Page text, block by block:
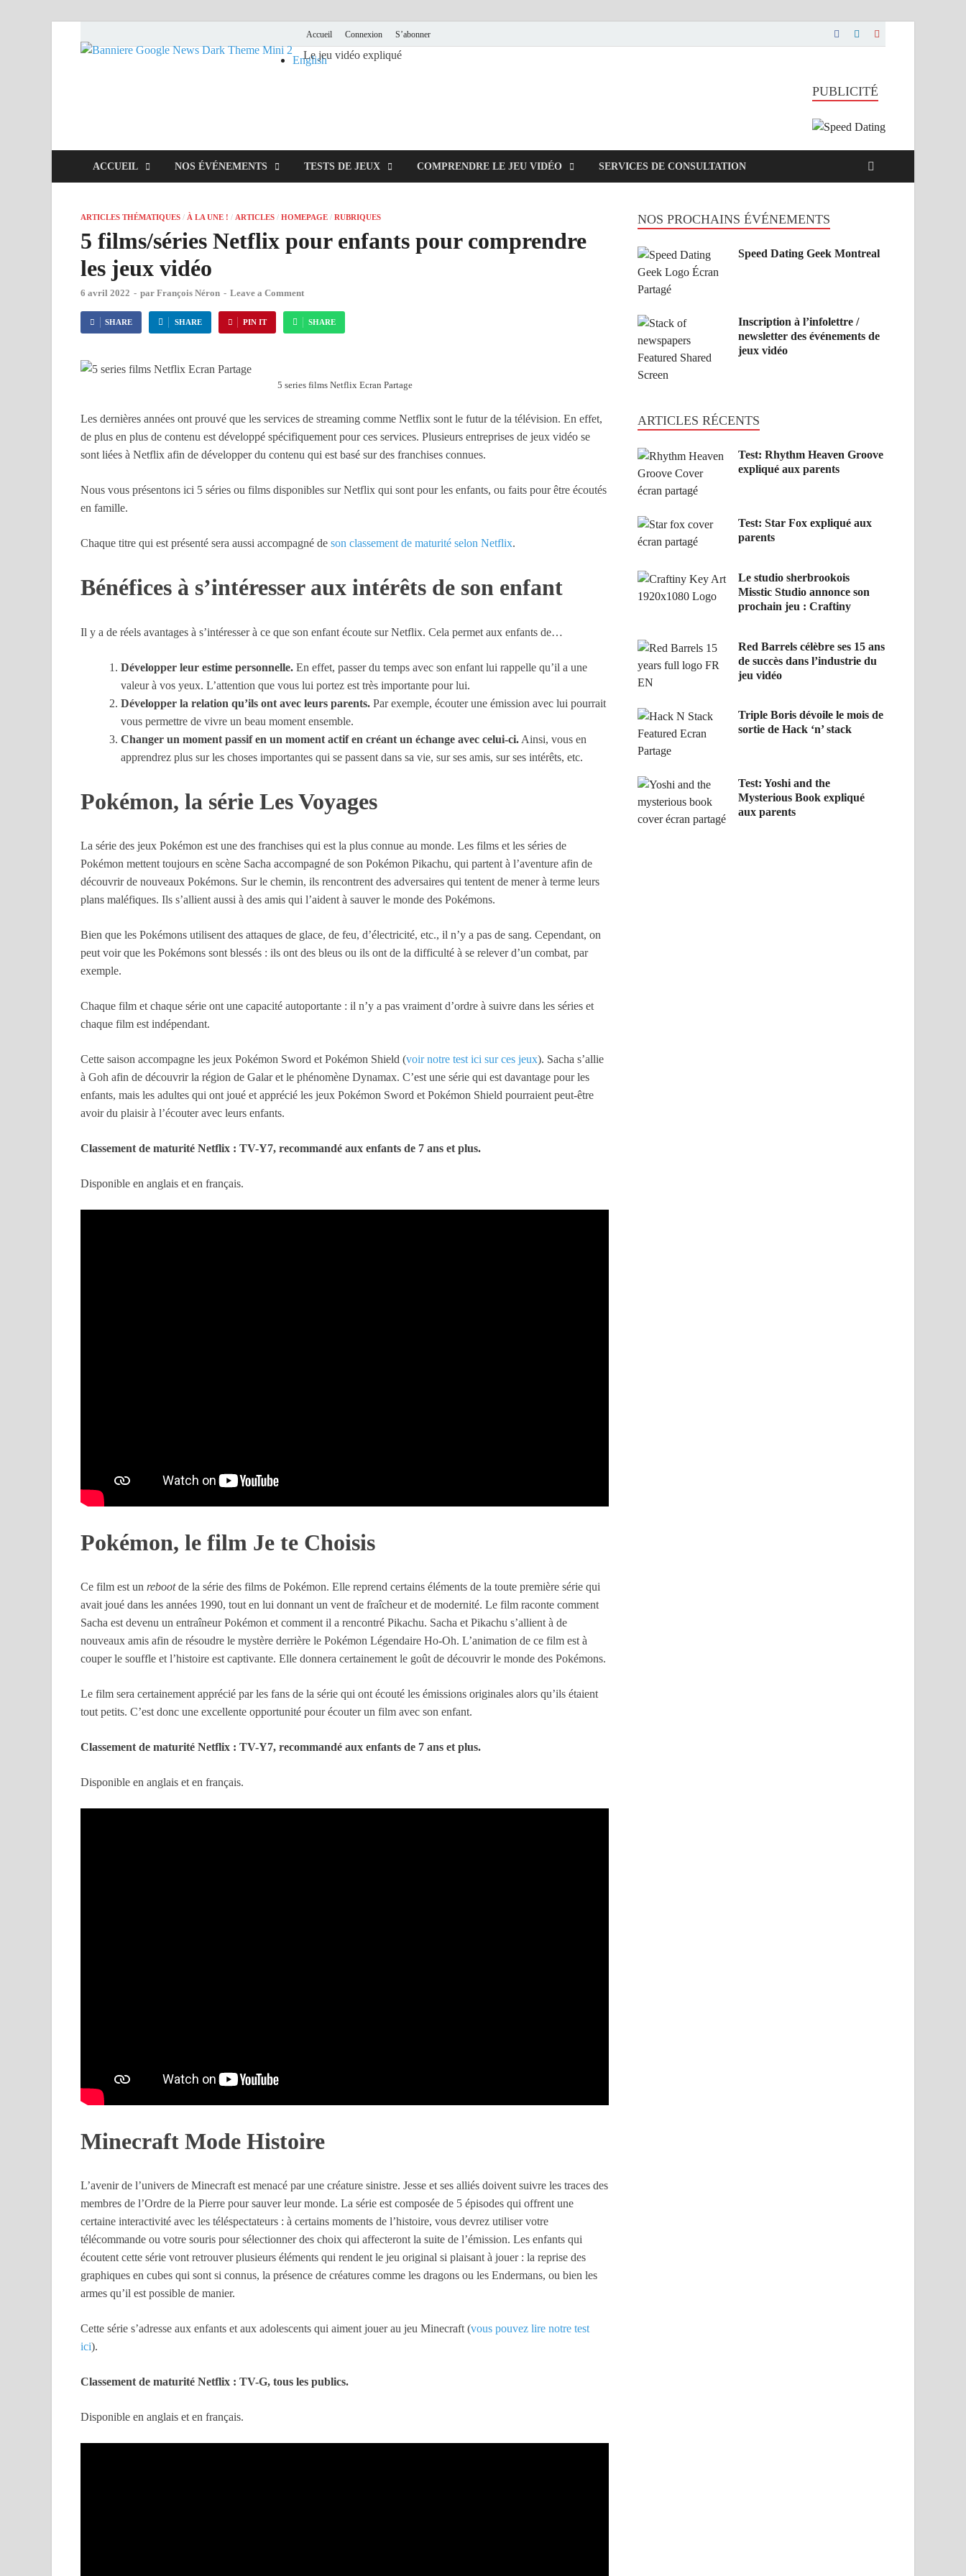
Accueil Connexion S’abonner
English
Mieux comprendre les jeux vidéo
Le jeu vidéo expliqué
PUBLICITÉ
ACCUEIL NOS ÉVÉNEMENTS TESTS DE JEUX COMPRENDRE LE JEU VIDÉO SERVICES DE CONSULTATION
ARTICLES THÉMATIQUES / À LA UNE ! / ARTICLES / HOMEPAGE / RUBRIQUES
5 films/séries Netflix pour enfants pour comprendre
les jeux vidéo
6 avril 2022 - par François Néron - Leave a Comment
SHARE SHARE PIN IT SHARE
5 series films Netflix Ecran Partage
Les dernières années ont prouvé que les services de streaming comme Netflix sont le futur de la télévision. En effet,
de plus en plus de contenu est développé spécifiquement pour ces services. Plusieurs entreprises de jeux vidéo se
sont liées à Netflix afin de développer du contenu qui est basé sur des franchises connues.
Nous vous présentons ici 5 séries ou films disponibles sur Netflix qui sont pour les enfants, ou faits pour être écoutés
en famille.
Chaque titre qui est présenté sera aussi accompagné de son classement de maturité selon Netflix.
Bénéfices à s’intéresser aux intérêts de son enfant
Il y a de réels avantages à s’intéresser à ce que son enfant écoute sur Netflix. Cela permet aux enfants de…
Développer leur estime personnelle. En effet, passer du temps avec son enfant lui rappelle qu’il a une
valeur à vos yeux. L’attention que vous lui portez est très importante pour lui.
Développer la relation qu’ils ont avec leurs parents. Par exemple, écouter une émission avec lui pourrait
vous permettre de vivre un beau moment ensemble.
Changer un moment passif en un moment actif en créant un échange avec celui-ci. Ainsi, vous en
apprendrez plus sur les choses importantes qui se passent dans sa vie, sur ses amis, sur ses intérêts, etc.
Pokémon, la série Les Voyages
La série des jeux Pokémon est une des franchises qui est la plus connue au monde. Les films et les séries de
Pokémon mettent toujours en scène Sacha accompagné de son Pokémon Pikachu, qui partent à l’aventure afin de
découvrir de nouveaux Pokémons. Sur le chemin, ils rencontrent des adversaires qui tentent de mener à terme leurs
plans maléfiques. Ils s’allient aussi à des amis qui l’aident à sauver le monde des Pokémons.
Bien que les Pokémons utilisent des attaques de glace, de feu, d’électricité, etc., il n’y a pas de sang. Cependant, on
peut voir que les Pokémons sont blessés : ils ont des bleus ou ils ont de la difficulté à se relever d’un combat, par
exemple.
Chaque film et chaque série ont une capacité autoportante : il n’y a pas vraiment d’ordre à suivre dans les séries et
chaque film est indépendant.
Cette saison accompagne les jeux Pokémon Sword et Pokémon Shield (voir notre test ici sur ces jeux). Sacha s’allie
à Goh afin de découvrir la région de Galar et le phénomène Dynamax. C’est une série qui est davantage pour les
enfants, mais les adultes qui ont joué et apprécié les jeux Pokémon Sword et Pokémon Shield pourraient peut-être
avoir du plaisir à l’écouter avec leurs enfants.
Classement de maturité Netflix : TV-Y7, recommandé aux enfants de 7 ans et plus.
Disponible en anglais et en français.
Pokémon, le film Je te Choisis
Ce film est un rebootde la série des films de Pokémon. Elle reprend certains éléments de la toute première série qui
avait joué dans les années 1990, tout en lui donnant un vent de fraîcheur et de modernité. Le film raconte comment
Sacha est devenu un entraîneur Pokémon et comment il a rencontré Pikachu. Sacha et Pikachu s’allient à de
nouveaux amis afin de résoudre le mystère derrière le Pokémon Légendaire Ho-Oh. L’animation de ce film est à
couper le souffle et l’histoire est captivante. Elle donnera certainement le goût de découvrir le monde des Pokémons.
Le film sera certainement apprécié par les fans de la série qui ont écouté les émissions originales alors qu’ils étaient
tout petits. C’est donc une excellente opportunité pour écouter un film avec son enfant.
Classement de maturité Netflix : TV-Y7, recommandé aux enfants de 7 ans et plus.
Disponible en anglais et en français.
Minecraft Mode Histoire
L’avenir de l’univers de Minecraft est menacé par une créature sinistre. Jesse et ses alliés doivent suivre les traces des
membres de l’Ordre de la Pierre pour sauver leur monde. La série est composée de 5 épisodes qui offrent une
certaine interactivité avec les téléspectateurs : à certains moments de l’histoire, vous devrez utiliser votre
télécommande ou votre souris pour sélectionner des choix qui affecteront la suite de l’émission. Les enfants qui
écoutent cette série vont retrouver plusieurs éléments qui rendent le jeu original si plaisant à jouer : la reprise des
graphiques en cubes qui sont si connus, la présence de créatures comme les dragons ou les Endermans, ou bien les
armes qu’il est possible de manier.
Cette série s’adresse aux enfants et aux adolescents qui aiment jouer au jeu Minecraft (vous pouvez lire notre test
ici).
Classement de maturité Netflix : TV-G, tous les publics.
Disponible en anglais et en français.
NOS PROCHAINS ÉVÉNEMENTS
Speed Dating Geek Montreal
Inscription à l’infolettre /
newsletter des événements de
jeux vidéo
ARTICLES RÉCENTS
Test: Rhythm Heaven Groove
expliqué aux parents
Test: Star Fox expliqué aux
parents
Le studio sherbrookois
Misstic Studio annonce son
prochain jeu : Craftiny
Red Barrels célèbre ses 15 ans
de succès dans l’industrie du
jeu vidéo
Triple Boris dévoile le mois de
sortie de Hack ‘n’ stack
Test: Yoshi and the
Mysterious Book expliqué
aux parents